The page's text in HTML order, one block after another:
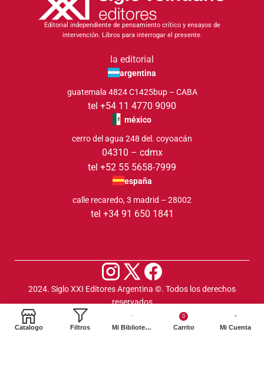
Editorial independiente de pensamiento crítico y ensayos de
intervención. Libros para interrogar el presente.
la editorial
argentina
guatemala 4824 C1425bup – CABA
tel +54 11 4770 9090
méxico
cerro del agua 248 del. coyoacán
04310 – cdmx
tel +52 55 5658-7999
españa
calle recaredo, 3 madrid – 28002
tel +34 91 650 1841
2024. Siglo XXI Editores Argentina ©️. Todos los derechos
reservados
Catalogo Filtros Mi Biblioteca
0
Carrito Mi Cuenta